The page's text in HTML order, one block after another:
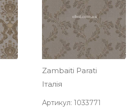
Zambaiti Parati
Італія
Артикул: 1033771